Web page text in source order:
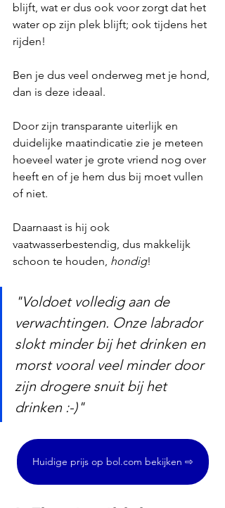
blijft, wat er dus ook voor zorgt dat het
water op zijn plek blijft; ook tijdens het
rijden!
Ben je dus veel onderweg met je hond,
dan is deze ideaal.
Door zijn transparante uiterlijk en
duidelijke maatindicatie zie je meteen
hoeveel water je grote vriend nog over
heeft en of je hem dus bij moet vullen
of niet.
Daarnaast is hij ook
vaatwasserbestendig, dus makkelijk
schoon te houden, hondig!
"Voldoet volledig aan de
verwachtingen. Onze labrador
slokt minder bij het drinken en
morst vooral veel minder door
zijn drogere snuit bij het
drinken :-)"
Huidige prijs op bol.com bekijken ⇨